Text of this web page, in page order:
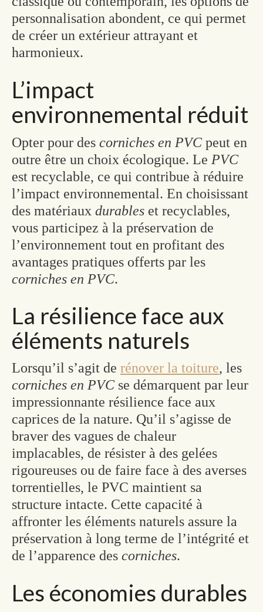
personnalisation abondent, ce qui permet
de créer un extérieur attrayant et
harmonieux.
L’impact
environnemental réduit
Opter pour des corniches en PVC peut en
outre être un choix écologique. Le PVC
est recyclable, ce qui contribue à réduire
l’impact environnemental. En choisissant
des matériaux durables et recyclables,
vous participez à la préservation de
l’environnement tout en profitant des
avantages pratiques offerts par les
corniches en PVC.
La résilience face aux
éléments naturels
Lorsqu’il s’agit de rénover la toiture, les
corniches en PVC se démarquent par leur
impressionnante résilience face aux
caprices de la nature. Qu’il s’agisse de
braver des vagues de chaleur
implacables, de résister à des gelées
rigoureuses ou de faire face à des averses
torrentielles, le PVC maintient sa
structure intacte. Cette capacité à
affronter les éléments naturels assure la
préservation à long terme de l’intégrité et
de l’apparence des corniches.
Les économies durables